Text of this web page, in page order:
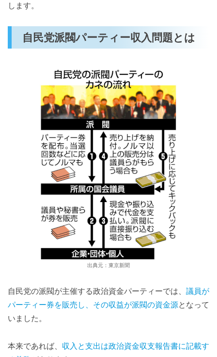
します。
自民党派閥パーティー収入問題とは
出典元：東京新聞
自民党の派閥が主催する政治資金パーティーでは、 議員が
パーティー券を販売し、その収益が派閥の資金源となって
いました。
本来であれば、 収入と支出は政治資金収支報告書に記載す